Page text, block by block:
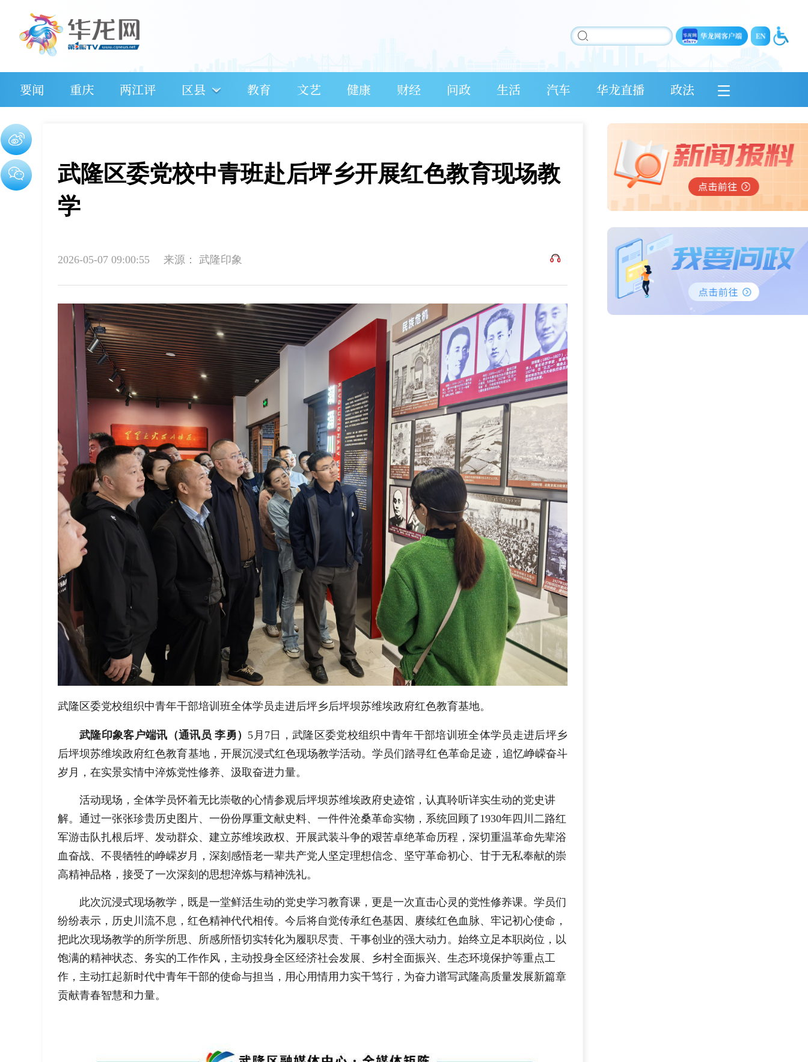
要闻 重庆 两江评 区县 教育 文艺 健康 财经 问政 生活 汽车 华龙直播 政法
武隆区委党校中青班赴后坪乡开展红色教育现场教
学
2026-05-07 09:00:55 来源： 武隆印象
武隆区委党校组织中青年干部培训班全体学员走进后坪乡后坪坝苏维埃政府红色教育基地。
武隆印象客户端讯（通讯员 李勇） 5月7日，武隆区委党校组织中青年干部培训班全体学员走进后坪乡
后坪坝苏维埃政府红色教育基地，开展沉浸式红色现场教学活动。学员们踏寻红色革命足迹，追忆峥嵘奋斗
岁月，在实景实情中淬炼党性修养、汲取奋进力量。
活动现场，全体学员怀着无比崇敬的心情参观后坪坝苏维埃政府史迹馆，认真聆听详实生动的党史讲
解。通过一张张珍贵历史图片、一份份厚重文献史料、一件件沧桑革命实物，系统回顾了1930年四川二路红
军游击队扎根后坪、发动群众、建立苏维埃政权、开展武装斗争的艰苦卓绝革命历程，深切重温革命先辈浴
血奋战、不畏牺牲的峥嵘岁月，深刻感悟老一辈共产党人坚定理想信念、坚守革命初心、甘于无私奉献的崇
高精神品格，接受了一次深刻的思想淬炼与精神洗礼。
此次沉浸式现场教学，既是一堂鲜活生动的党史学习教育课，更是一次直击心灵的党性修养课。学员们
纷纷表示，历史川流不息，红色精神代代相传。今后将自觉传承红色基因、赓续红色血脉、牢记初心使命，
把此次现场教学的所学所思、所感所悟切实转化为履职尽责、干事创业的强大动力。始终立足本职岗位，以
饱满的精神状态、务实的工作作风，主动投身全区经济社会发展、乡村全面振兴、生态环境保护等重点工
作，主动扛起新时代中青年干部的使命与担当，用心用情用力实干笃行，为奋力谱写武隆高质量发展新篇章
贡献青春智慧和力量。